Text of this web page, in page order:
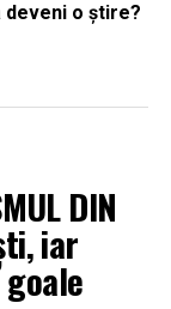
o ştire?
DIN
iar